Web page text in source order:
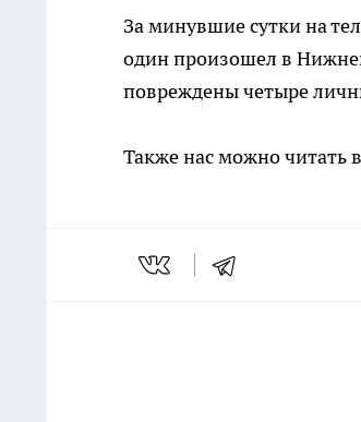
За минувшие сутки на
один произошел в
повреждены четыре
Также нас можно читать